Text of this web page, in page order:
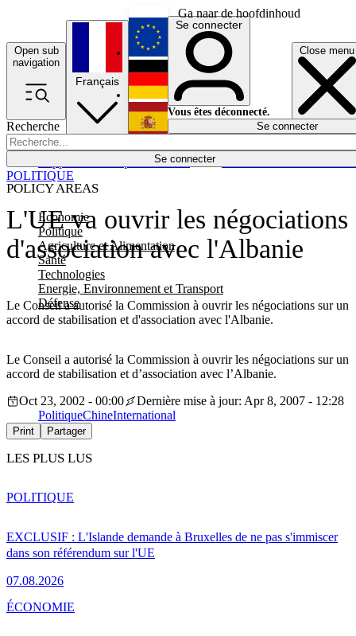
Ga naar de hoofdinhoud
Open sub
navigation
Close menu
Recherche
Se connecter
POLICY AREAS
Economie
Politique
Agriculture et Alimentation
Santé
Technologies
Energie, Environnement et Transport
Défense
Économie
Français
English
Deutsch
Español
Se connecter
Vous êtes déconnecté.
Se connecter
L'UE va ouvrir les négociations
d'association avec l'Albanie
Le Conseil a autorisé la Commission à ouvrir les négociations sur un
accord de stabilisation et d'association avec l'Albanie.
POLITIQUE
Le Conseil a autorisé la Commission à ouvrir les négociations sur un
accord de stabilisation et d’association avec l’Albanie.
Oct 23, 2002 - 00:00
Dernière mise à jour: Apr 8, 2007 - 12:28
PolitiqueChineInternational
Print Partager
LES PLUS LUS
EXCLUSIF : L'Islande demande à Bruxelles de ne pas s'immiscer
dans son référendum sur l'UE
07.08.2026
POLITIQUE
ÉCONOMIE